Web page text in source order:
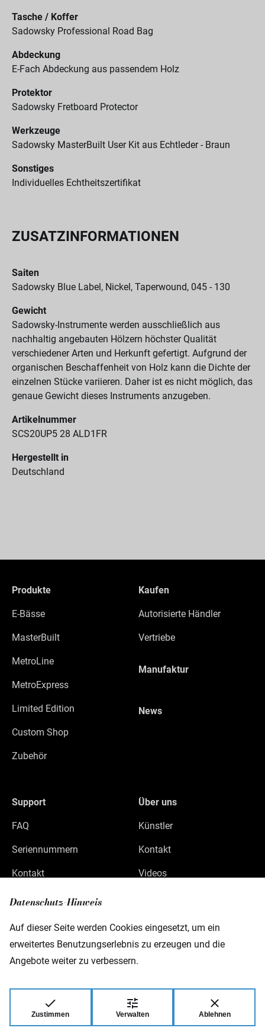
Datenschutz-Hinweis
Auf dieser Seite werden Cookies eingesetzt, um ein
erweitertes Benutzungserlebnis zu erzeugen und die
Angebote weiter zu verbessern.
Zustimmen Verwalten Ablehnen
Tasche / Koffer
Sadowsky Professional Road Bag
Abdeckung
E-Fach Abdeckung aus passendem Holz
Protektor
Sadowsky Fretboard Protector
Werkzeuge
Sadowsky MasterBuilt User Kit aus Echtleder - Braun
Sonstiges
Individuelles Echtheitszertifikat
ZUSATZINFORMATIONEN
Saiten
Sadowsky Blue Label, Nickel, Taperwound, 045 - 130
Gewicht
Sadowsky-Instrumente werden ausschließlich aus
nachhaltig angebauten Hölzern höchster Qualität
verschiedener Arten und Herkunft gefertigt. Aufgrund der
organischen Beschaffenheit von Holz kann die Dichte der
einzelnen Stücke variieren. Daher ist es nicht möglich, das
genaue Gewicht dieses Instruments anzugeben.
Artikelnummer
SCS20UP5 28 ALD1FR
Hergestellt in
Deutschland
Produkte
E-Bässe
MasterBuilt
MetroLine
MetroExpress
Limited Edition
Custom Shop
Zubehör
Kaufen
Autorisierte Händler
Vertriebe
Manufaktur
News
Support
FAQ
Seriennummern
Kontakt
Über uns
Künstler
Kontakt
Videos
Gewerbepark 46
D-08258 Markneukirchen
© 2026 Warwick GmbH & Co Music Equipment
KG.